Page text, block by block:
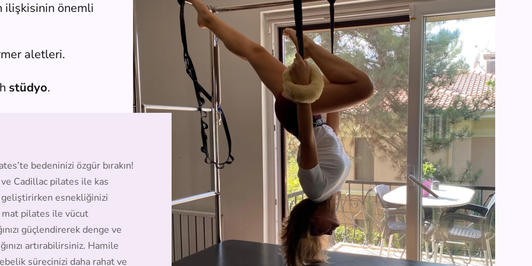
ilişkisinin önemli
aletleri.
stüdyo.
bedeninizi özgür bırakın!
Cadillac pilates ile kas
esnekliğinizi
mat pilates ile vücut
güçlendirerek denge ve
artırabilirsiniz. Hamile
sürecinizi daha rahat ve